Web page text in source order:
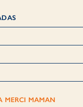
MERCI MAMAN